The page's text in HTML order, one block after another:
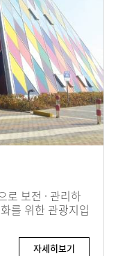
로 보전 · 관리하
를 위한 관광지입
자세히보기